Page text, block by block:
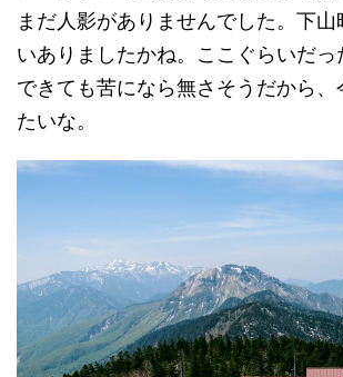
まだ人影がありませんでした。下
いありましたかね。ここぐらいだっ
できても苦になら無さそうだから、
たいな。